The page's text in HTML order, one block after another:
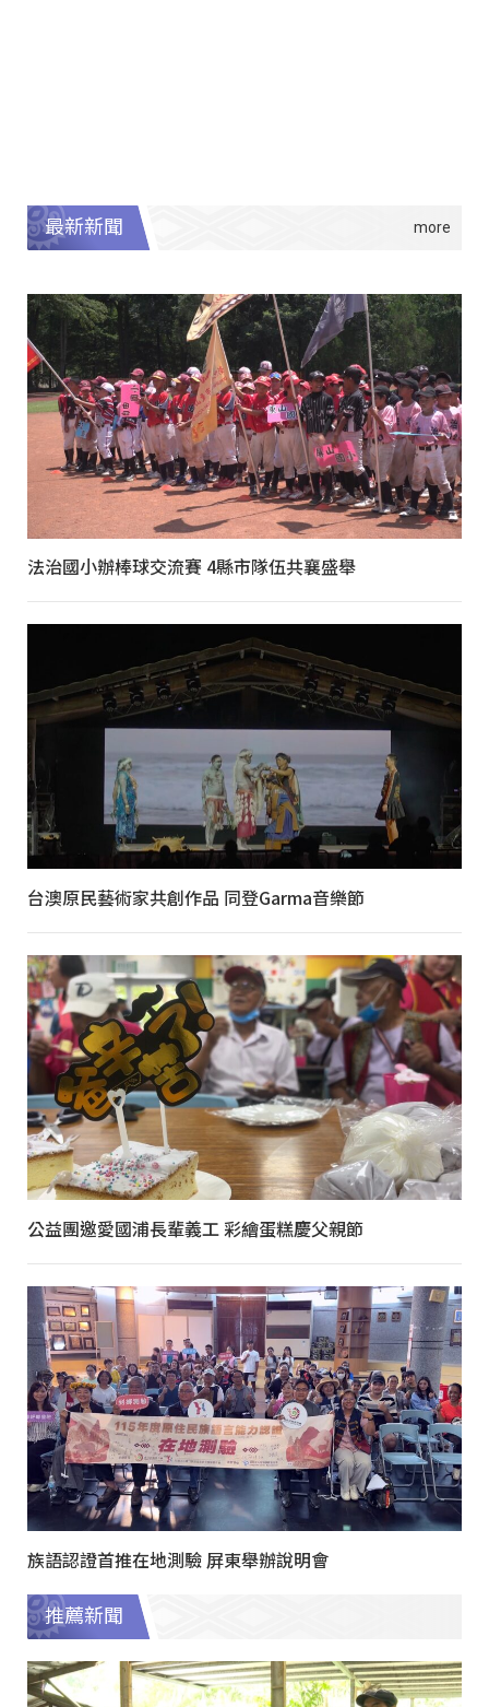
最新新聞
法治國小辦棒球交流賽 4縣市隊伍共襄盛舉
台澳原民藝術家共創作品 同登Garma音樂節
公益團邀愛國浦長輩義工 彩繪蛋糕慶父親節
族語認證首推在地測驗 屏東舉辦說明會
推薦新聞